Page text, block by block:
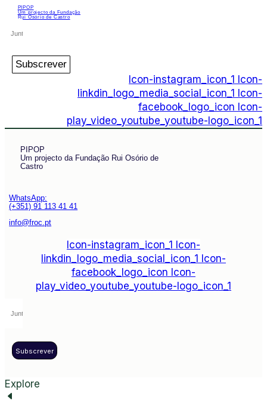
PIPOP
Um projecto da Fundação
Rui Osório de Castro
Subscrever
Icon-instagram_icon_1 Icon-
linkdin_logo_media_social_icon_1 Icon-
facebook_logo_icon Icon-
play_video_youtube_youtube-logo_icon_1
PIPOP
Um projecto da Fundação Rui Osório de
Castro
WhatsApp:
(+351) 91 113 41 41
info@froc.pt
Icon-instagram_icon_1 Icon-
linkdin_logo_media_social_icon_1 Icon-
facebook_logo_icon Icon-
play_video_youtube_youtube-logo_icon_1
Subscrever
Explore